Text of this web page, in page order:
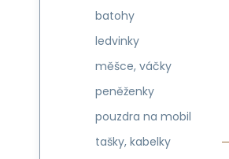
batohy
ledvinky
měšce, váčky
peněženky
pouzdra na mobil
tašky, kabelky